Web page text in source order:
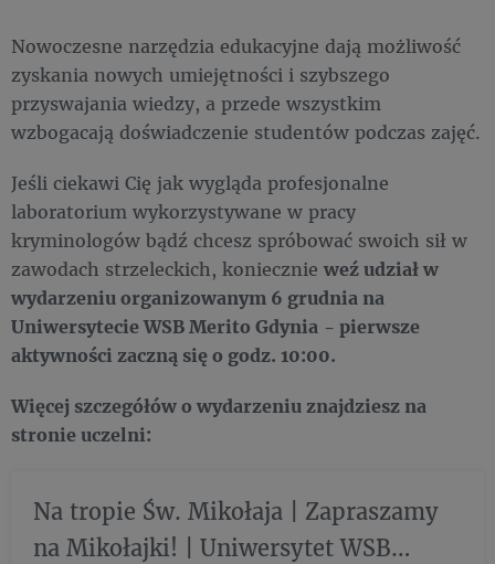
Nowoczesne narzędzia edukacyjne dają możliwość
zyskania nowych umiejętności i szybszego
przyswajania wiedzy, a przede wszystkim
wzbogacają doświadczenie studentów podczas zajęć.
Jeśli ciekawi Cię jak wygląda profesjonalne
laboratorium wykorzystywane w pracy
kryminologów bądź chcesz spróbować swoich sił w
zawodach strzeleckich, koniecznie weź udział w
wydarzeniu organizowanym 6 grudnia na
Uniwersytecie WSB Merito Gdynia - pierwsze
aktywności zaczną się o godz. 10:00.
Więcej szczegółów o wydarzeniu znajdziesz na
stronie uczelni:
Na tropie Św. Mikołaja | Zapraszamy
na Mikołajki! | Uniwersytet WSB